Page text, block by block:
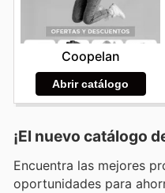
Coopelan
Abrir catálogo
¡El nuevo catálogo
Encuentra las mejores
oportunidades